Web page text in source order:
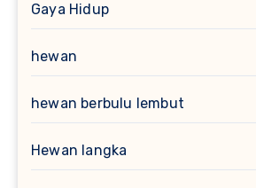
Gaya Hidup
hewan
hewan berbulu lembut
Hewan langka